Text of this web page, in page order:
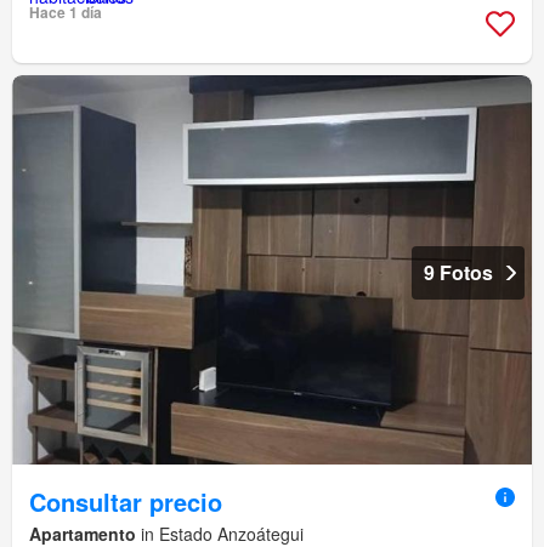
Hace 1 día
9 Fotos
Consultar precio
Apartamento in Estado Anzoátegui